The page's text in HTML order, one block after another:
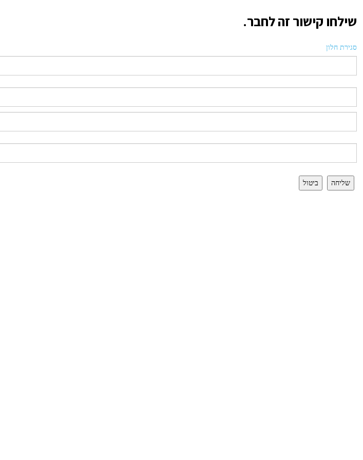
שילחו קישור זה לחבר.
סגירת חלון
שליחה ביטול